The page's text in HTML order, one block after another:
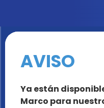
AVISO
Ya están
Marco para